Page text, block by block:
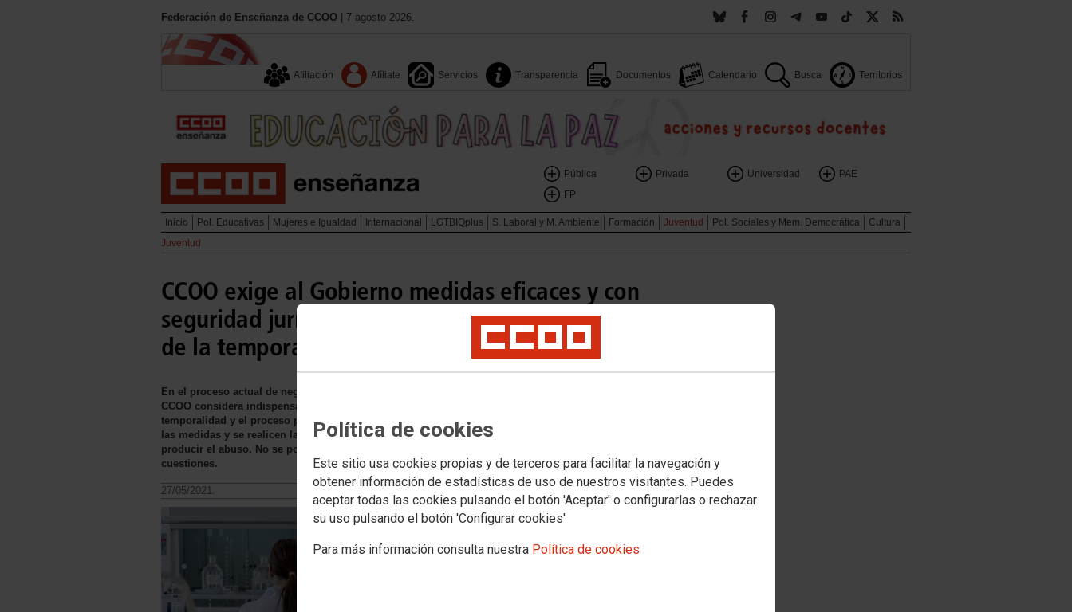
Política de cookies
Este sitio usa cookies propias y de terceros para facilitar la navegación y
obtener información de estadísticas de uso de nuestros visitantes. Puedes
aceptar todas las cookies pulsando el botón 'Aceptar' o configurarlas o rechazar
su uso pulsando el botón 'Configurar cookies'
Para más información consulta nuestra Política de cookies
Federación de Enseñanza de CCOO | 7 agosto 2026.
Afiliación Afíliate Servicios Transparencia Documentos Calendario Busca Territorios
Pública Privada Universidad
PAE
FP
Inicio Pol. Educativas Mujeres e Igualdad Internacional LGTBIQplus S. Laboral y M. Ambiente Formación Juventud Pol. Sociales y Mem. Democrática
Cultura
Juventud
CCOO exige al Gobierno medidas eficaces y con
seguridad jurídica para solucionar el problema
de la temporalidad en el sector público
En el proceso actual de negociación con el Ministerio de Política Territorial y Función Pública,
CCOO considera indispensable que primero se defina la solución al actual problema de la
temporalidad y el proceso para la estabilización del personal temporal y, paralelamente, se pongan
las medidas y se realicen las correspondientes modificaciones normativas para que no se vuelva a
producir el abuso. No se podrá llegar a un acuerdo si no se plasman conjuntamente ambas
cuestiones.
27/05/2021.